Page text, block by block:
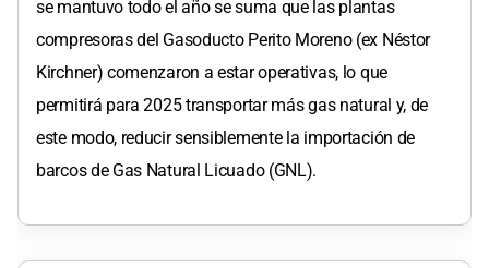
se mantuvo todo el año se suma que las plantas
compresoras del Gasoducto Perito Moreno (ex Néstor
Kirchner) comenzaron a estar operativas, lo que
permitirá para 2025 transportar más gas natural y, de
este modo, reducir sensiblemente la importación de
barcos de Gas Natural Licuado (GNL).